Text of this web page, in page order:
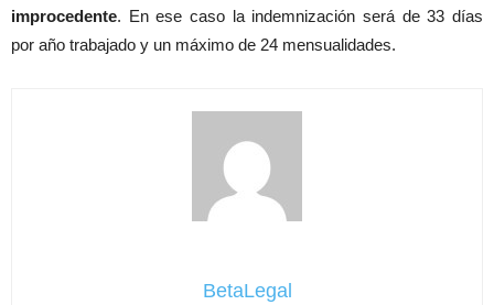
improcedente. En ese caso la indemnización será de 33 días
por año trabajado y un máximo de 24 mensualidades.
BetaLegal